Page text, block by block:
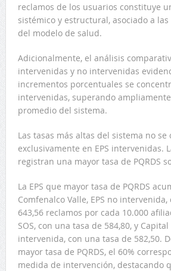
reclamos de los usuarios constituye
sistémico y estructural, asociado a
del modelo de salud.
Adicionalmente, el análisis
intervenidas y no intervenidas
incrementos porcentuales se
intervenidas, superando
promedio del sistema.
Las tasas más altas del sistema no se
exclusivamente en EPS intervenidas.
registran una mayor tasa de PQRDS
La EPS que mayor tasa de PQRDS
Comfenalco Valle, EPS no
643,56 reclamos por cada 10.000
SOS, con una tasa de 584,80, y
intervenida, con una tasa de 582,50.
mayor tasa de PQRDS, el 60%
medida de intervención, destacando